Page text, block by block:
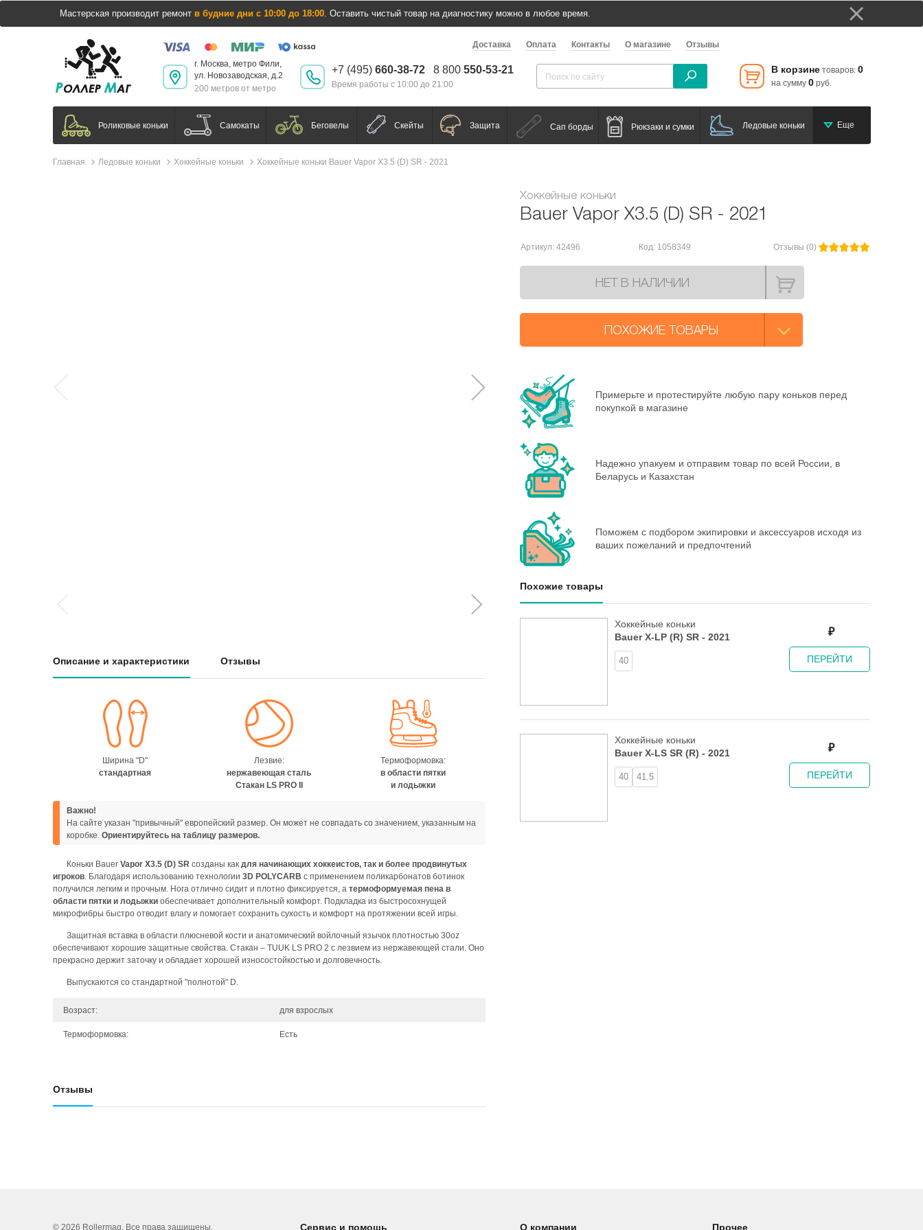
Мастерская производит ремонт в будние дни с 10:00 до 18:00. Оставить чистый товар на диагностику можно в любое время.
Доставка Оплата Контакты О магазине Отзывы
В корзине товаров: 0
на сумму 0 руб.
г. Москва, метро Фили,
ул. Новозаводская, д.2
200 метров от метро
+7 (495) 660-38-72 8 800 550-53-21
Время работы с 10:00 до 21:00
Роликовые коньки Самокаты Беговелы Скейты Защита Сап борды Рюкзаки и сумки Ледовые коньки Еще
Главная Ледовые коньки Хоккейные коньки Хоккейные коньки Bauer Vapor X3.5 (D) SR - 2021
Описание и характеристики Отзывы
Ширина "D"
стандартная
Лезвие:
нержавеющая сталь
Стакан LS PRO II
Термоформовка:
в области пятки
и лодыжки
Важно!
На сайте указан "привычный" европейский размер. Он может не совпадать со значением, указанным на
коробке. Ориентируйтесь на таблицу размеров.
Коньки Bauer Vapor X3.5 (D) SR созданы как для начинающих хоккеистов, так и более продвинутых
игроков. Благодаря использованию технологии 3D POLYCARB с применением поликарбонатов ботинок
получился легким и прочным. Нога отлично сидит и плотно фиксируется, а термоформуемая пена в
области пятки и лодыжки обеспечивает дополнительный комфорт. Подкладка из быстросохнущей
микрофибры быстро отводит влагу и помогает сохранить сухость и комфорт на протяжении всей игры.
Защитная вставка в области плюсневой кости и анатомический войлочный язычок плотностью 30oz
обеспечивают хорошие защитные свойства. Стакан – TUUK LS PRO 2 с лезвием из нержавеющей стали. Оно
прекрасно держит заточку и обладает хорошей износостойкостью и долговечность.
Выпускаются со стандартной "полнотой" D.
Возраст: для взрослых
Термоформовка: Есть
Отзывы
Хоккейные коньки
Bauer Vapor X3.5 (D) SR - 2021
Артикул: 42496 Код: 1058349 Отзывы (0)
НЕТ В НАЛИЧИИ
ПОХОЖИЕ ТОВАРЫ
Примерьте и протестируйте любую пару коньков перед
покупкой в магазине
Надежно упакуем и отправим товар по всей России, в
Беларусь и Казахстан
Поможем с подбором экипировки и аксессуаров исходя из
ваших пожеланий и предпочтений
Похожие товары
Хоккейные коньки
Bauer X-LP (R) SR - 2021
40
₽
ПЕРЕЙТИ
Хоккейные коньки
Bauer X-LS SR (R) - 2021
40 41.5
₽
ПЕРЕЙТИ
© 2026 Rollermag. Все права защищены. Сервис и помощь О компании Прочее